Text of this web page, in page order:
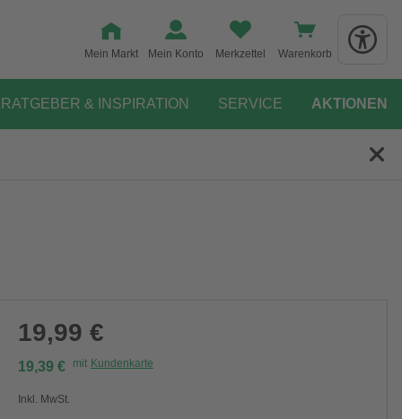
Mein Markt Mein Konto Merkzettel Warenkorb
RATGEBER & INSPIRATION SERVICE AKTIONEN
19,99 €
19,39 € mit Kundenkarte
Inkl. MwSt.